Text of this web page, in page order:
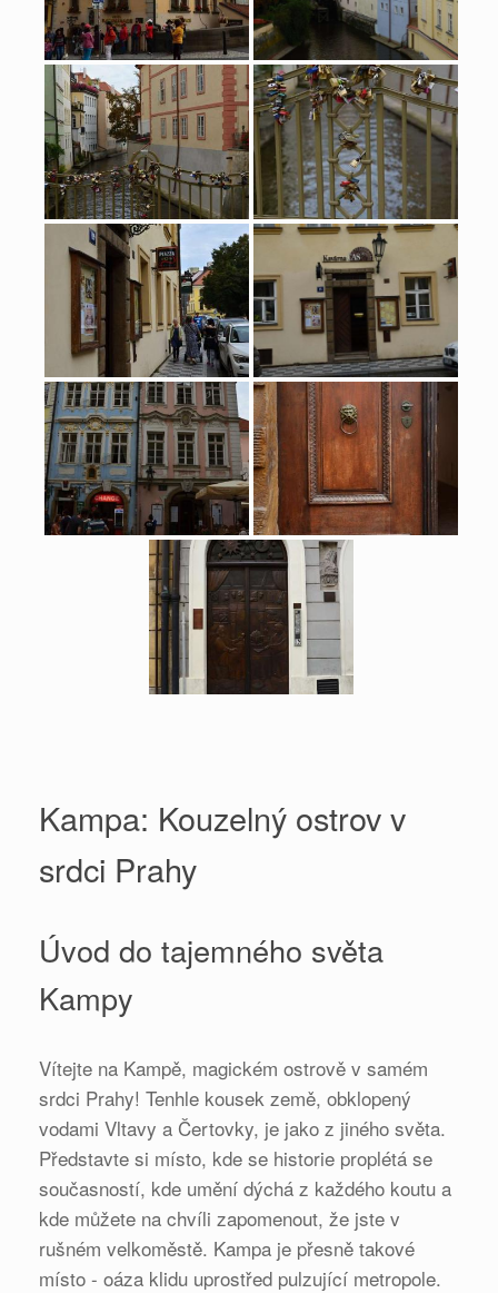
Kampa: Kouzelný ostrov v
srdci Prahy
Úvod do tajemného světa
Kampy
Vítejte na Kampě, magickém ostrově v samém
srdci Prahy! Tenhle kousek země, obklopený
vodami Vltavy a Čertovky, je jako z jiného světa.
Představte si místo, kde se historie proplétá se
současností, kde umění dýchá z každého koutu a
kde můžete na chvíli zapomenout, že jste v
rušném velkoměstě. Kampa je přesně takové
místo - oáza klidu uprostřed pulzující metropole.